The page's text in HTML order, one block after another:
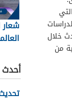
خلال
من
شعار
أحدث